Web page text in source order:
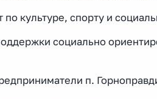
культуре, спорту и
социально
п.